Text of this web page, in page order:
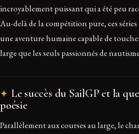
incroyablement puissant qui a été peu
Au-delà de la compétition pure, ces
une aventure humaine capable de
large que les seuls passionnés de
Le succès du SailGP et la
poésie
Parallèlement aux courses au large, le